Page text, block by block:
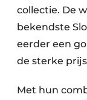
collectie. De
bekendste
eerder een
de sterke
Met hun